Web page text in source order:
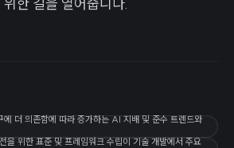
더 의존함에 따라 증가하는 AI 지배 및 준수 트렌드와
위한 표준 및 프레임워크 수립이 기술 개발에서 주요